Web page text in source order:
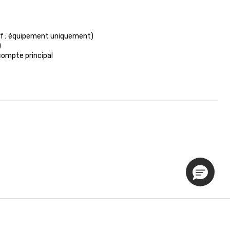
; équipement uniquement)
principal